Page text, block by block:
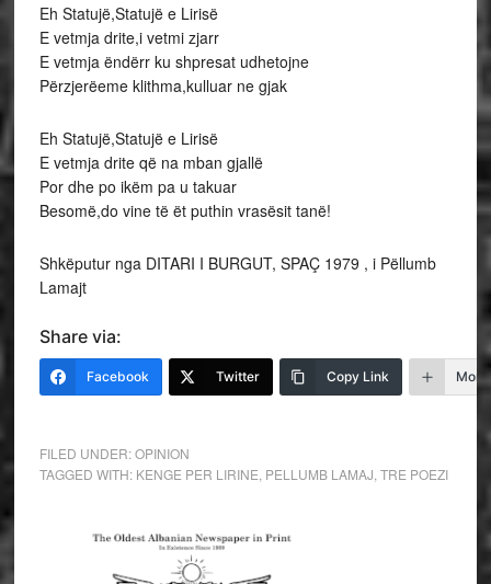
Eh Statujë,Statujë e Lirisë
E vetmja drite,i vetmi zjarr
E vetmja ëndërr ku shpresat udhetojne
Përzjerëeme klithma,kulluar ne gjak
Eh Statujë,Statujë e Lirisë
E vetmja drite që na mban gjallë
Por dhe po ikëm pa u takuar
Besomë,do vine të ët puthin vrasësit tanë!
Shkëputur nga DITARI I BURGUT, SPAÇ 1979 , i Pëllumb
Lamajt
Share via:
Facebook Twitter Copy Link More
FILED UNDER:OPINION
TAGGED WITH: KENGE PER LIRINE PELLUMB LAMAJ TRE POEZI